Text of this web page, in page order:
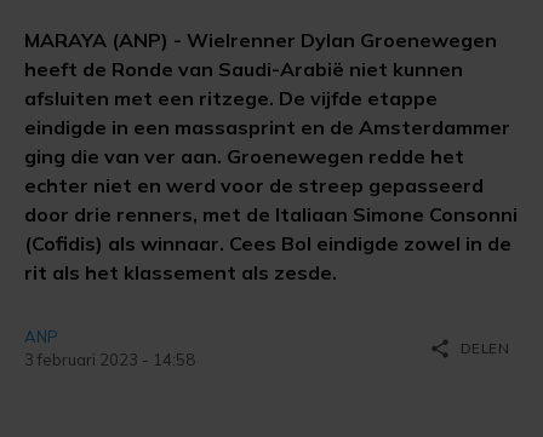
MARAYA (ANP) - Wielrenner Dylan Groenewegen
heeft de Ronde van Saudi-Arabië niet kunnen
afsluiten met een ritzege. De vijfde etappe
eindigde in een massasprint en de Amsterdammer
ging die van ver aan. Groenewegen redde het
echter niet en werd voor de streep gepasseerd
door drie renners, met de Italiaan Simone Consonni
(Cofidis) als winnaar. Cees Bol eindigde zowel in de
rit als het klassement als zesde.
ANP
3 februari 2023 - 14:58
share DELEN